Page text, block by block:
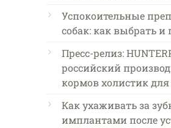
Успокоительные
собак: как выбрать
Пресс-релиз:
российский
кормов холистик для
Как ухаживать за
имплантами после